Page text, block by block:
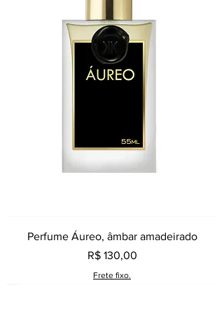
Perfume Áureo, âmbar amadeirado
Preço
R$ 130,00
Frete fixo.